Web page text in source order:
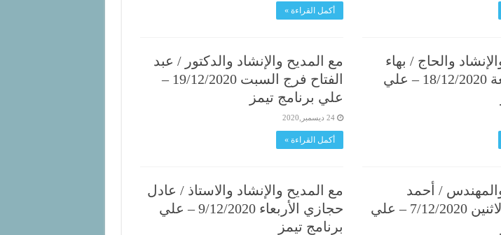
أكمل القراءة »
والحاج / بهاء
الدين الجمعة 18/12/2020 – علي
مع المديح والإنشاد والدكتور / عبد
الفتاح فرج السبت 19/12/2020 –
علي برنامج تيمز
24 ديسمبر,2020
أكمل القراءة »
/ أحمد
مسلوب – الاثنين 7/12/2020 – علي
مع المديح والإنشاد والاستاذ / عادل
حجازي الأربعاء 9/12/2020 – علي
برنامج تيمز